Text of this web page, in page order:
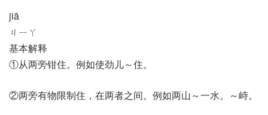
jiā
ㄐㄧㄚ
基本解释
①从两旁钳住。例如使劲儿～住。
②两旁有物限制住，在两者之间。例如两山～一水。～峙。